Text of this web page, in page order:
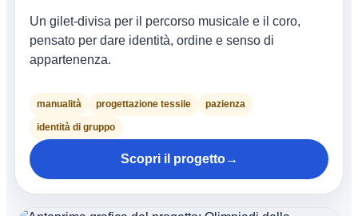
Un gilet-divisa per il percorso musicale e il coro,
pensato per dare identità, ordine e senso di
appartenenza.
manualità progettazione tessile pazienza
identità di gruppo
Scopri il progetto→